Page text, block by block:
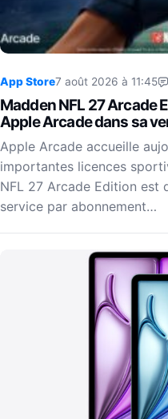
App Store7 août 2026 à 11:45
Madden NFL 27 Arcade
Apple Arcade dans sa
Apple Arcade accueille
importantes licences
NFL 27 Arcade Edition est
service par abonnement…